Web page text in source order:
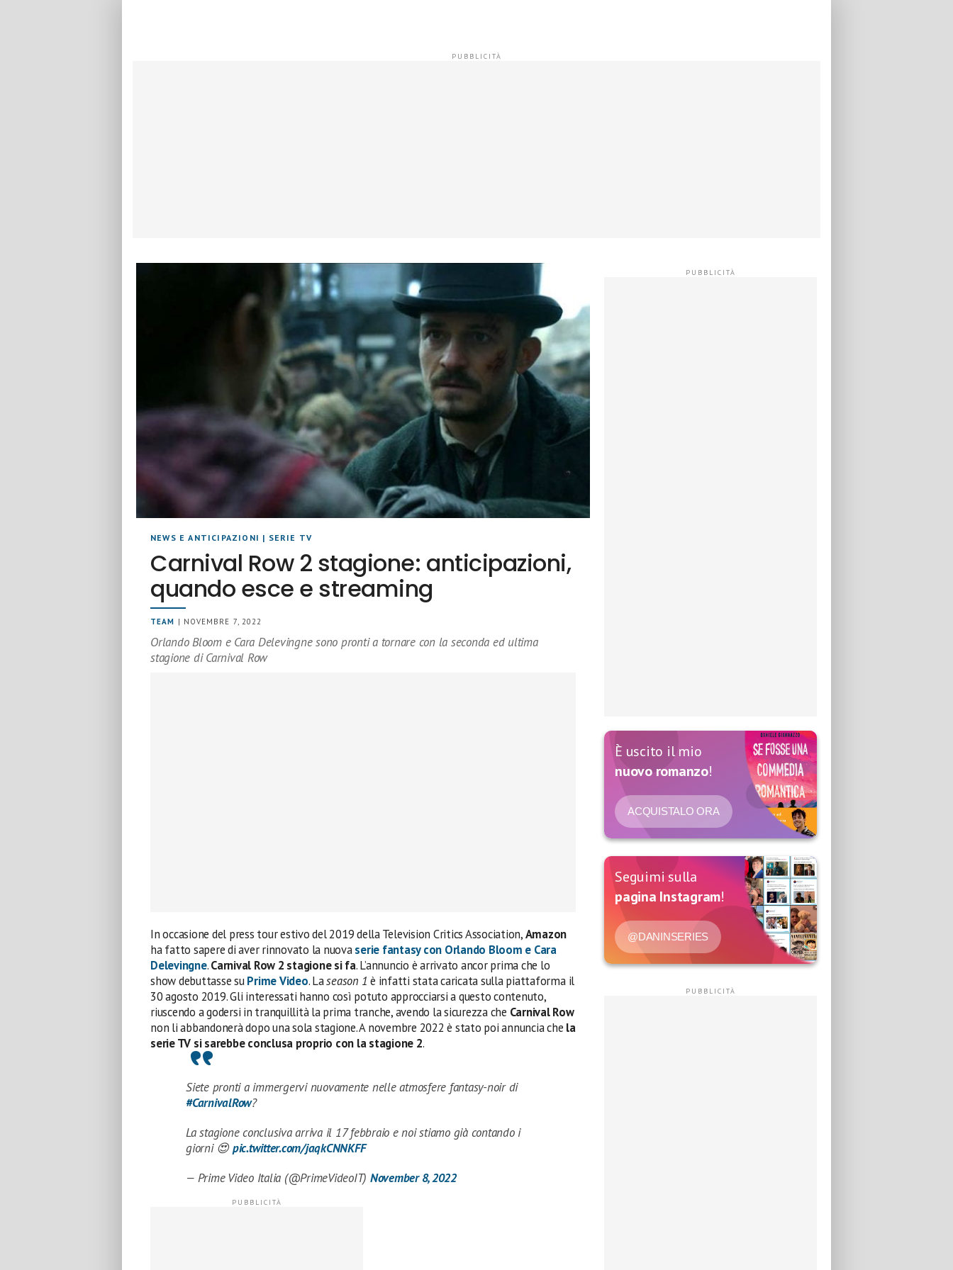
NEWS E ANTICIPAZIONI | SERIE TV
Carnival Row 2 stagione: anticipazioni,
quando esce e streaming
TEAM | NOVEMBRE 7, 2022
Orlando Bloom e Cara Delevingne sono pronti a tornare con la seconda ed ultima
stagione di Carnival Row
In occasione del press tour estivo del 2019 della Television Critics Association,Amazon
ha fatto sapere di aver rinnovato la nuovaserie fantasy con Orlando Bloom e Cara
Delevingne.Carnival Row 2 stagione si fa. L’annuncio è arrivato ancor prima che lo
show debuttasse suPrime Video. Laseason 1 è infatti stata caricata sulla piattaforma il
30 agosto 2019. Gli interessati hanno così potuto approcciarsi a questo contenuto,
riuscendo a godersi in tranquillità la prima tranche, avendo la sicurezza che Carnival Row
non li abbandonerà dopo una sola stagione. A novembre 2022 è stato poi annuncia che la
serie TV si sarebbe conclusa proprio con la stagione 2.
Siete pronti a immergervi nuovamente nelle atmosfere fantasy-noir di
#CarnivalRow?
La stagione conclusiva arriva il 17 febbraio e noi stiamo già contando i
giorni 😍 pic.twitter.com/jaqkCNNKFF
— Prime Video Italia (@PrimeVideoIT) November 8, 2022
È uscito il mio
nuovo romanzo!
ACQUISTALO ORA
Seguimi sulla
pagina Instagram!
@DANINSERIES